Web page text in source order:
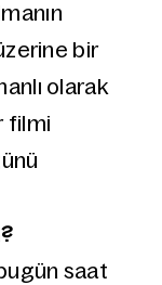
bir
olarak
filmi
saat